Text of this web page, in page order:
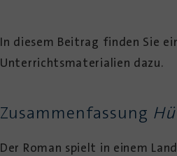
In diesem Beitrag finden Sie
Unterrichtsmaterialien dazu.
Zusammenfassung
Der Roman spielt in einem